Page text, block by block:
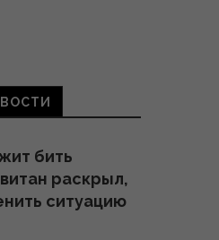
2026: 24
день или
2026
по
бить
раскрыл,
ситуацию